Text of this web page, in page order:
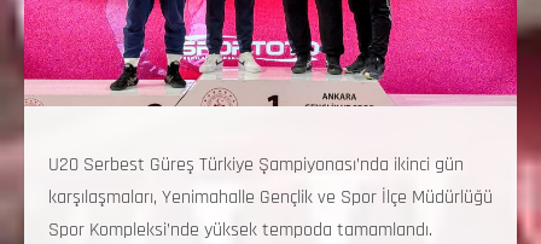
U20 Serbest Güreş Türkiye Şampiyonası’nda ikinci gün
karşılaşmaları, Yenimahalle Gençlik ve Spor İlçe Müdürlüğü
Spor Kompleksi’nde yüksek tempoda tamamlandı.